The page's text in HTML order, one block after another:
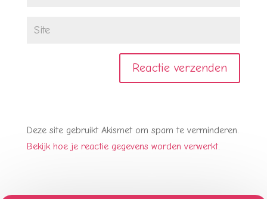
Deze site gebruikt Akismet om spam te verminderen.
Bekijk hoe je reactie gegevens worden verwerkt.